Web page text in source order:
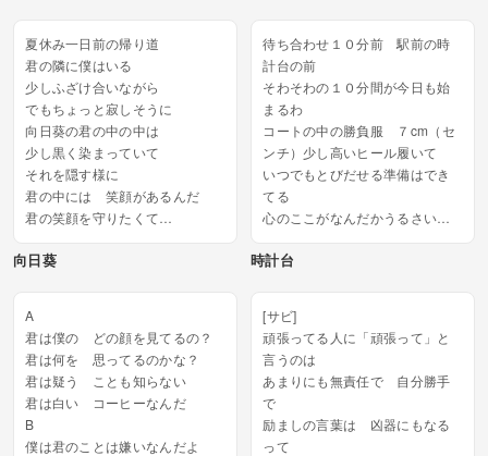
夏休み一日前の帰り道
君の隣に僕はいる
少しふざけ合いながら
でもちょっと寂しそうに
向日葵の君の中の中は
少し黒く染まっていて
それを隠す様に
君の中には 笑顔があるんだ
君の笑顔を守りたくて
向日葵
待ち合わせ１０分前 駅前の時
計台の前
そわそわの１０分間が今日も始
まるわ
コートの中の勝負服 ７cm（セ
ンチ）少し高いヒール履いて
いつでもとびだせる準備はでき
てる
心のここがなんだかうるさいわ
れれば
たった一言でいいんだ 愛して
る...
時計台
A
君は僕の どの顔を見てるの？
君は何を 思ってるのかな？
君は疑う ことも知らない
君は白い コーヒーなんだ
B
僕は君のことは嫌いなんだよ
[サビ]
頑張ってる人に「頑張って」と
言うのは
あまりにも無責任で 自分勝手
で
励ましの言葉は 凶器にもなる
って